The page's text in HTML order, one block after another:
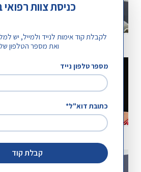
הרצאתו של פרופסור
מנהל היחידה ליתר לחץ דם, המרכז הרפואי שיבא
הפרעה סיסטולית –
פתרונות
הרצאתה של ד"ר
להמשך קריאה←
מרצה: ד"ר עידית דוברצקי
מנהלת היחידה לטיפול נמרץ לב, בי"ח בני ציון,
חידושים בכאב:
בכאב בחולה
כניסת צוות
לקבלת קוד אימות לנייד ולמייל, יש
ואת מספר הטלפון
מספר טלפון נייד
כתובת דוא"ל*
קבלת קוד